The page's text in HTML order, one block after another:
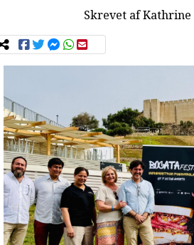
Skrevet afKathrine